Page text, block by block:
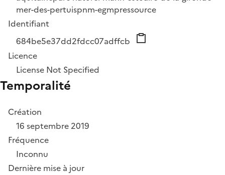
mer-des-pertuispnm-egmpressource
Identifiant
684be5e37dd2fdcc07adffcb
Licence
License Not Specified
Temporalité
Création
16 septembre 2019
Fréquence
Inconnu
Dernière mise à jour